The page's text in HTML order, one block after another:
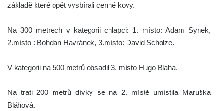
základě které opět vysbírali cenné kovy.
Na 300 metrech v kategorii chlapci: 1. místo: Adam Synek,
2.místo : Bohdan Havránek, 3.místo: David Scholze.
V kategorii na 500 metrů obsadil 3. místo Hugo Blaha.
Na trati 200 metrů dívky se na 2. místě umístila Maruška
Bláhová.